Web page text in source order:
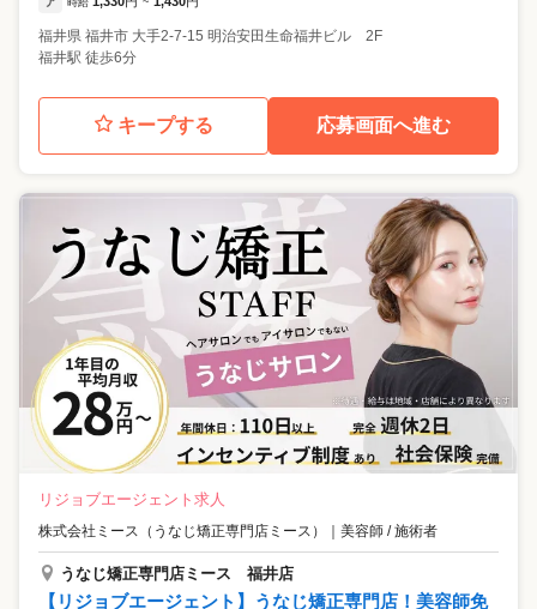
福井県 福井市 大手2-7-15 明治安田生命福井ビル 2F
福井駅 徒歩6分
キープする 応募画面へ進む
リジョブエージェント求人
株式会社ミース（うなじ矯正専門店ミース） ｜ 美容師 / 施術者
うなじ矯正専門店ミース 福井店
【リジョブエージェント】うなじ矯正専門店！美容師免